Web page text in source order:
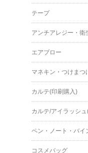
テープ
アンチアレジー・衛
エアブロー
マネキン・つけまつ
カルテ(印刷購入)
カルテ/アイラッシ
ペン・ノート・バイ
コスメバッグ